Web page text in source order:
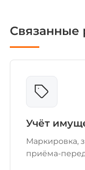
Связанные
Учёт
Маркировка,
приёма-